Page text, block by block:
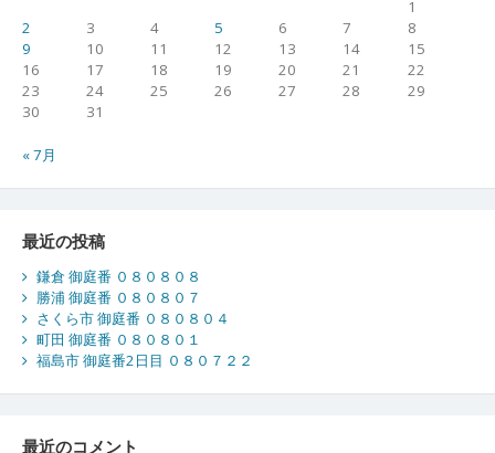
1
2
3 4 5 6 7
8
9
10 11 12 13 14
15
16
17 18 19 20 21
22
23
24 25 26 27 28
29
30
31
« 7月
最近の投稿
鎌倉 御庭番 ０８０８０８
勝浦 御庭番 ０８０８０７
さくら市 御庭番 ０８０８０４
町田 御庭番 ０８０８０１
福島市 御庭番2日目 ０８０７２２
最近のコメント